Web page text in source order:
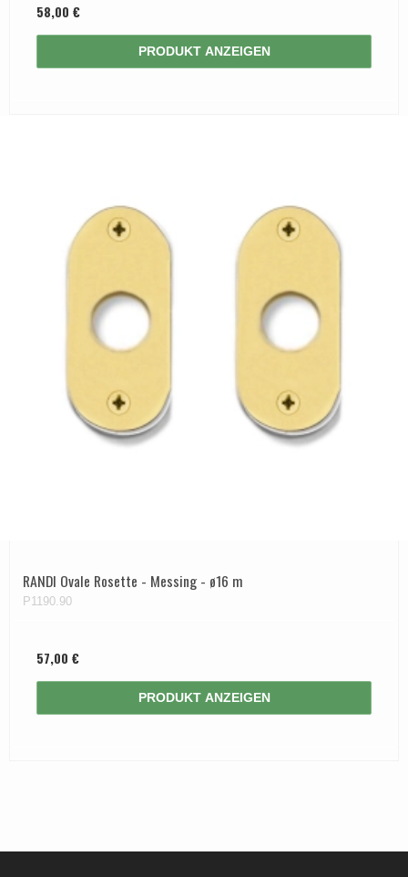
58,00 €
PRODUKT ANZEIGEN
RANDI Ovale Rosette - Messing - ø16 m
P1190.90
57,00 €
PRODUKT ANZEIGEN